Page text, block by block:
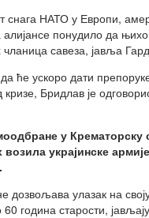
снага НАТО у Европи,
понудило да
чланица савеза, јавља
ће ускоро дати
кризе, Бридлав је
у Крематорску
возила украјинске
дозвољава улазак на
година старости,